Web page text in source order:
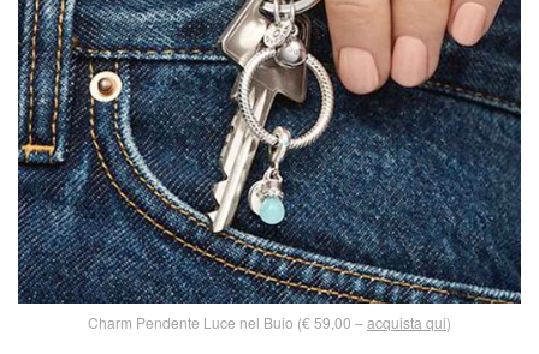
Charm Pendente Luce nel Buio (€ 59,00 –acquista qui)